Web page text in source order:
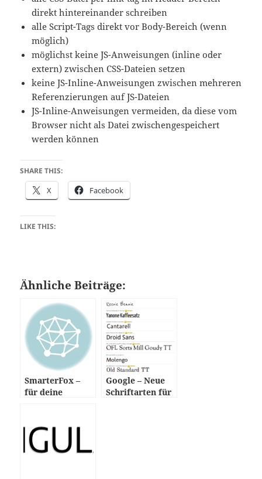
direkt hintereinander schreiben
alle Script-Tags direkt vor Body-Bereich (wenn
möglich)
möglichst keine JS-Anweisungen (inline oder
extern) zwischen CSS-Dateien setzen
keine JS-Inline-Anweisungen zwischen mehreren
Referenzierungen auf JS-Dateien
JS-Inline-Anweisungen vermeiden, da diese vom
Browser nicht als Datei zwischengespeichert
werden können
SHARE THIS:
X Facebook
LIKE THIS:
Ähnliche Beiträge:
SmarterFox –
für deine
Google – Neue
Schriftarten für